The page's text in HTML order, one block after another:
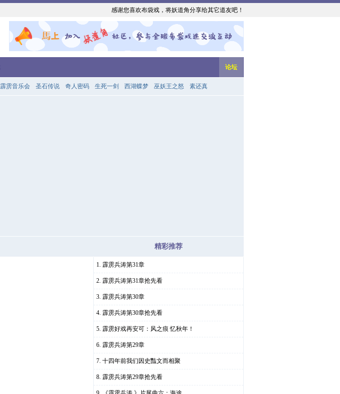
感谢您喜欢布袋戏，将妖道角分享给其它道友吧！
论坛
霹雳音乐会 圣石传说 奇人密码 生死一剑 西湖蝶梦 巫妖王之怒 素还真
精彩推荐
霹雳兵涛第31章
霹雳兵涛第31章抢先看
霹雳兵涛第30章
霹雳兵涛第30章抢先看
霹雳好戏再安可：风之痕 忆秋年！
霹雳兵涛第29章
十四年前我们因史豔文而相聚
霹雳兵涛第29章抢先看